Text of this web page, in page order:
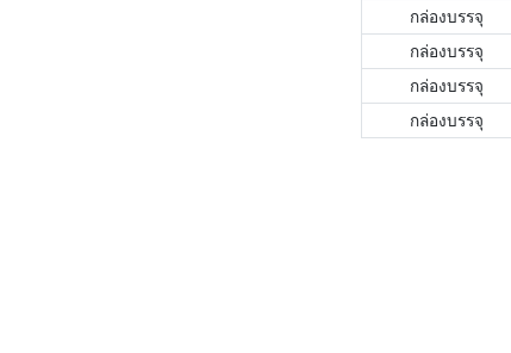
กล่องบรรจุ
กล่องบรรจุ
กล่องบรรจุ
กล่องบรรจุ